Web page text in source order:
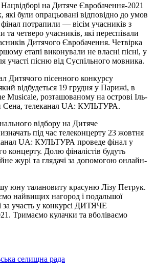
на Дитяче Євробачення-2021
які були опрацьовані відповідно до умов
потрапили — вісім учасників з
та четверо учасників, які переспівали
Дитячого Євробачення. Четвірка
етапі виконували не власні пісні, у
участі пісню від Суспільного мовника.
Дитячого пісенного конкурсу
відбудеться 19 грудня у Парижі, в
Musicale, розташованому на острові Іль-
Сена, телеканал UA: КУЛЬТУРА.
відбору на Дитяче
під час телеконцерту 23 жовтня
UA: КУЛЬТУРА проведе фінал у
концерту. Долю фіналістів будуть
журі та глядачі за допомогою онлайн-
юну талановиту красуню Лізу Петрук.
найвищих нагород і подальшої
за участь у конкурсі ДИТЯЧЕ
кулачки та вболіваємо
селищна рада